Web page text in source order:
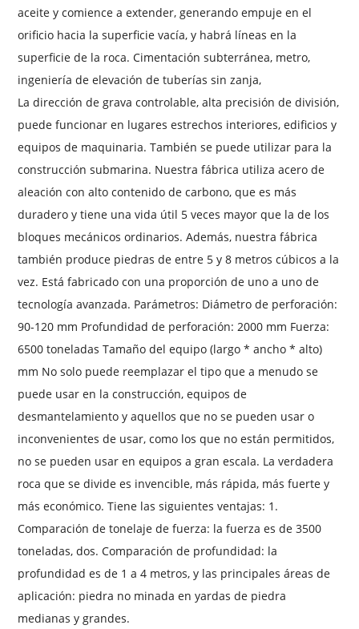
aceite y comience a extender, generando empuje en el
orificio hacia la superficie vacía, y habrá líneas en la
superficie de la roca. Cimentación subterránea, metro,
ingeniería de elevación de tuberías sin zanja,
La dirección de grava controlable, alta precisión de división,
puede funcionar en lugares estrechos interiores, edificios y
equipos de maquinaria. También se puede utilizar para la
construcción submarina. Nuestra fábrica utiliza acero de
aleación con alto contenido de carbono, que es más
duradero y tiene una vida útil 5 veces mayor que la de los
bloques mecánicos ordinarios. Además, nuestra fábrica
también produce piedras de entre 5 y 8 metros cúbicos a la
vez. Está fabricado con una proporción de uno a uno de
tecnología avanzada. Parámetros: Diámetro de perforación:
90-120 mm Profundidad de perforación: 2000 mm Fuerza:
6500 toneladas Tamaño del equipo (largo * ancho * alto)
mm No solo puede reemplazar el tipo que a menudo se
puede usar en la construcción, equipos de
desmantelamiento y aquellos que no se pueden usar o
inconvenientes de usar, como los que no están permitidos,
no se pueden usar en equipos a gran escala. La verdadera
roca que se divide es invencible, más rápida, más fuerte y
más económico. Tiene las siguientes ventajas: 1.
Comparación de tonelaje de fuerza: la fuerza es de 3500
toneladas, dos. Comparación de profundidad: la
profundidad es de 1 a 4 metros, y las principales áreas de
aplicación: piedra no minada en yardas de piedra
medianas y grandes.